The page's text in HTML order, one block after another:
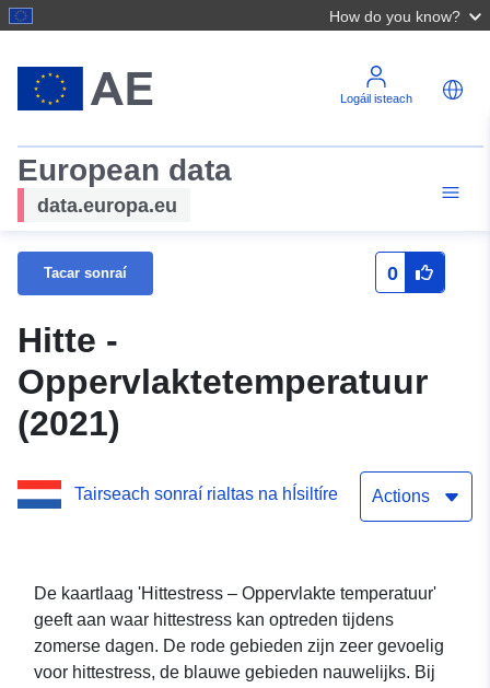
How do you know?
Logáil isteach
European data
data.europa.eu
Tacar sonraí 0
Hitte -
Oppervlaktetemperatuur
(2021)
Tairseach sonraí rialtas na hÍsiltíre Actions
De kaartlaag 'Hittestress – Oppervlakte temperatuur'
geeft aan waar hittestress kan optreden tijdens
zomerse dagen. De rode gebieden zijn zeer gevoelig
voor hittestress, de blauwe gebieden nauwelijks. Bij